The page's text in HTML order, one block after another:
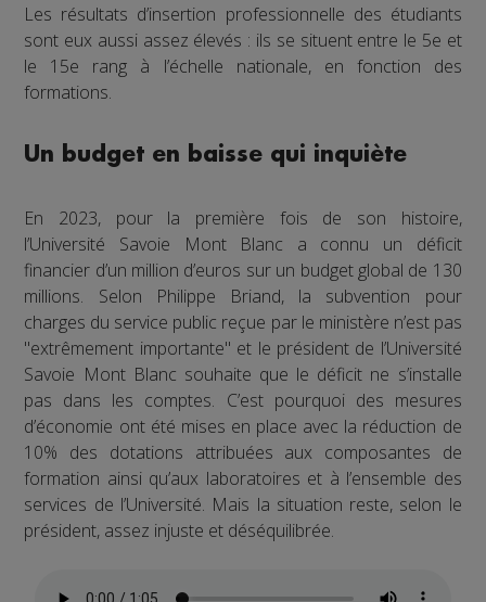
Les résultats d’insertion professionnelle des étudiants
sont eux aussi assez élevés : ils se situent entre le 5e et
le 15e rang à l’échelle nationale, en fonction des
formations.
Un budget en baisse qui inquiète
En 2023, pour la première fois de son histoire,
l’Université Savoie Mont Blanc a connu un déficit
financier d’un million d’euros sur un budget global de 130
millions. Selon Philippe Briand, la subvention pour
charges du service public reçue par le ministère n’est pas
"extrêmement importante" et le président de l’Université
Savoie Mont Blanc souhaite que le déficit ne s’installe
pas dans les comptes. C’est pourquoi des mesures
d’économie ont été mises en place avec la réduction de
10% des dotations attribuées aux composantes de
formation ainsi qu’aux laboratoires et à l’ensemble des
services de l’Université. Mais la situation reste, selon le
président, assez injuste et déséquilibrée.